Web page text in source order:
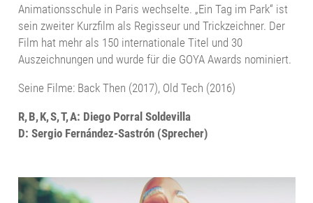
Animationsschule in Paris wechselte. „Ein Tag im Park“ ist
sein zweiter Kurzfilm als Regisseur und Trickzeichner. Der
Film hat mehr als 150 internationale Titel und 30
Auszeichnungen und wurde für die GOYA Awards nominiert.
Seine Filme: Back Then (2017), Old Tech (2016)
R, B, K, S, T, A: Diego Porral Soldevilla
D: Sergio Fernández-Sastrón (Sprecher)